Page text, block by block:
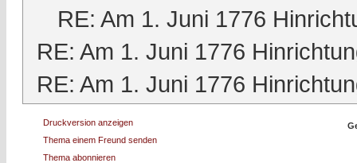
RE: Am 1. Juni 1776
RE: Am 1. Juni 1776
RE: Am 1. Juni 1776
Druckversion anzeigen
Thema einem Freund senden
Thema abonnieren